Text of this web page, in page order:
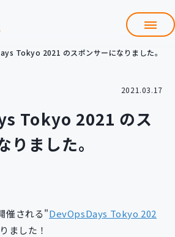
Git導入支援
新入社員コース
Tokyo 2021 のスポンサーになりました。
2021.03.17
Tokyo 2021 のス
りました。
催される"DevOpsDays Tokyo 202
ました！